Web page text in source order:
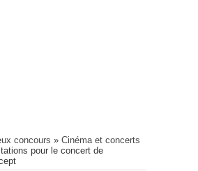
concours » Cinéma et concerts
pour le concert de